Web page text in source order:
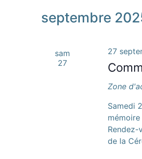
septembre
sam
27
27
Zone
Samedi
Rendez-
de la